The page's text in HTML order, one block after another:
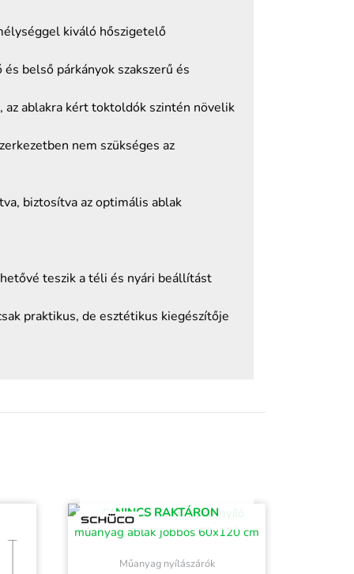
kiváló hőszigetelő
belső párkányok szakszerű és
ablakra kért toktoldók szintén növelik
nem szükséges az
biztosítva az optimális ablak
teszik a téli és nyári beállítást
praktikus, de esztétikus kiegészítője
NINCS RAKTÁRON
Műanyag nyílászárók